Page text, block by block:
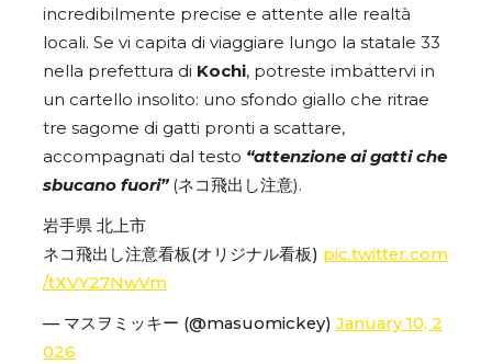
incredibilmente precise e attente alle realtà
locali. Se vi capita di viaggiare lungo la statale 33
nella prefettura di Kochi, potreste imbattervi in
un cartello insolito: uno sfondo giallo che ritrae
tre sagome di gatti pronti a scattare,
accompagnati dal testo “attenzione ai gatti che
sbucano fuori”(ネコ飛出し注意).
岩手県 北上市
ネコ飛出し注意看板(オリジナル看板) pic.twitter.com
/tXVY27NwVm
— マスヲミッキー (@masuomickey) January 10, 2
026